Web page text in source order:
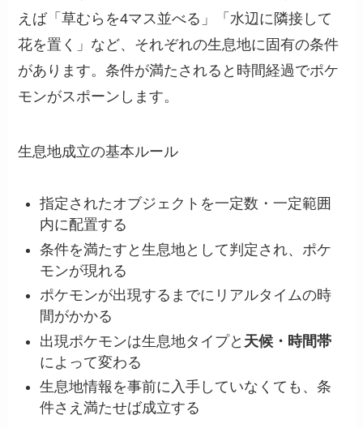
えば「草むらを4マス並べる」「水辺に隣接して
花を置く」など、それぞれの生息地に固有の条件
があります。条件が満たされると時間経過でポケ
モンがスポーンします。
生息地成立の基本ルール
指定されたオブジェクトを一定数・一定範囲
内に配置する
条件を満たすと生息地として判定され、ポケ
モンが現れる
ポケモンが出現するまでにリアルタイムの時
間がかかる
出現ポケモンは生息地タイプと 天候・時間帯
によって変わる
生息地情報を事前に入手していなくても、条
件さえ満たせば成立する